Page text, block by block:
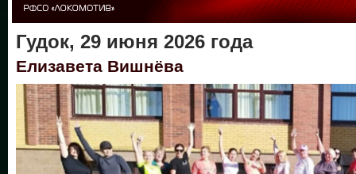
Гудок, 29 июня 2026 года
Елизавета Вишнёва